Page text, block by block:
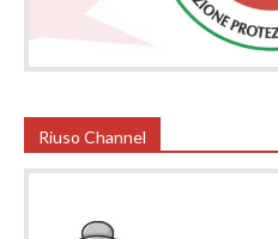
Riuso Channel